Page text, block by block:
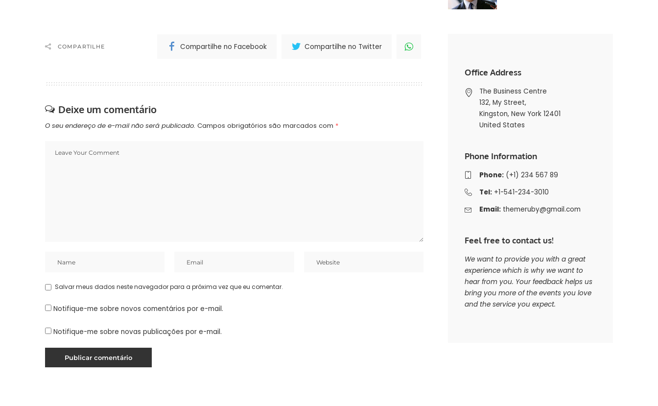
COMPARTILHE Compartilhe no Facebook Compartilhe no Twitter
Deixe um comentário
O seu endereço de e-mail não será publicado. Campos obrigatórios são marcados com *
Salvar meus dados neste navegador para a próxima vez que eu comentar.
Notifique-me sobre novos comentários por e-mail.
Notifique-me sobre novas publicações por e-mail.
Office Address
The Business Centre
132, My Street,
Kingston, New York 12401
United States
Phone Information
Phone:(+1) 234 567 89
Tel:+1-541-234-3010
Email: themeruby@gmail.com
Feel free to contact us!
We want to provide you with a great
experience which is why we want to
hear from you. Your feedback helps us
bring you more of the events you love
and the service you expect.